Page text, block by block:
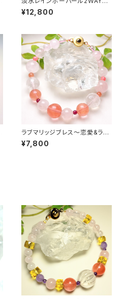
ックレス&ブレスレット〜全体運
アップ〜
¥12,800
ラブマリッジブレス〜恋愛&ラブ
運アップ〜
¥7,800